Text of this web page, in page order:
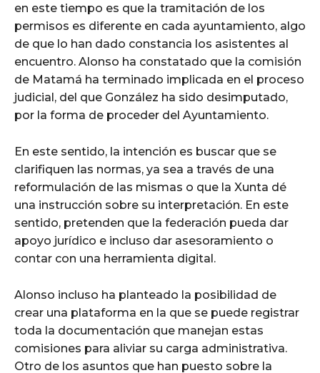
en este tiempo es que la tramitación de los
permisos es diferente en cada ayuntamiento, algo
de que lo han dado constancia los asistentes al
encuentro. Alonso ha constatado que la comisión
de Matamá ha terminado implicada en el proceso
judicial, del que González ha sido desimputado,
por la forma de proceder del Ayuntamiento.
En este sentido, la intención es buscar que se
clarifiquen las normas, ya sea a través de una
reformulación de las mismas o que la Xunta dé
una instrucción sobre su interpretación. En este
sentido, pretenden que la federación pueda dar
apoyo jurídico e incluso dar asesoramiento o
contar con una herramienta digital.
Alonso incluso ha planteado la posibilidad de
crear una plataforma en la que se puede registrar
toda la documentación que manejan estas
comisiones para aliviar su carga administrativa.
Otro de los asuntos que han puesto sobre la